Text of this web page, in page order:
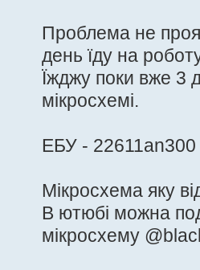
Проблема не
день їду на
Їжджу поки вже 3
мікросхемі.
ЕБУ - 22611an300
Мікросхема яку
В ютюбі можна
мікросхему